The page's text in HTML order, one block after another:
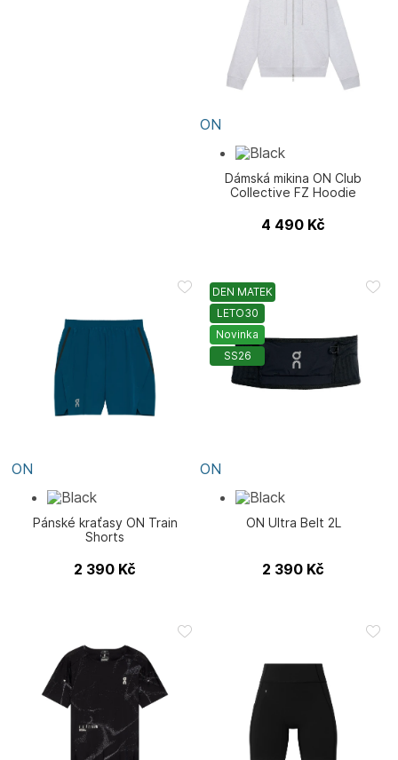
ON
Dámská mikina ON Club
Collective FZ Hoodie
4 490 Kč
ON
Pánské kraťasy ON Train
Shorts
2 390 Kč
DEN MATEK
LETO30
Novinka
SS26
ON
ON Ultra Belt 2L
2 390 Kč